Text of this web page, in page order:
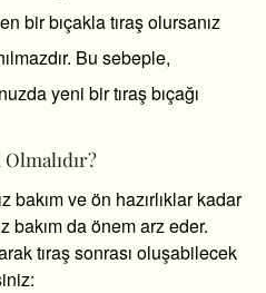
bir bıçakla tıraş olursanız
Bu sebeple,
yeni bir tıraş bıçağı
Olmalıdır?
bakım ve ön hazırlıklar kadar
bakım da önem arz eder.
tıraş sonrası oluşabilecek